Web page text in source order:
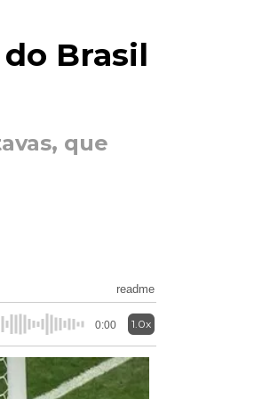
Brasil
que
readme
0:00 1.0x